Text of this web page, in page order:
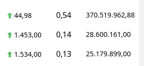
44,98 0,54 370.519.962,88
1.453,00 0,14 28.600.161,00
1.534,00 0,13 25.179.899,00